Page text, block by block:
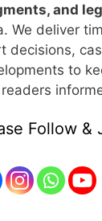
and
We deliver
decisions,
to
Follow &